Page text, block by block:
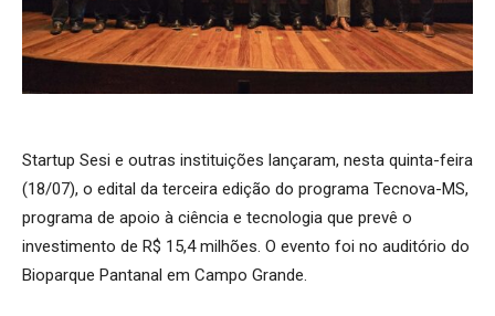
Startup Sesi e outras instituições lançaram, nesta quinta-feira
(18/07), o edital da terceira edição do programa Tecnova-MS,
programa de apoio à ciência e tecnologia que prevê o
investimento de R$ 15,4 milhões. O evento foi no auditório do
Bioparque Pantanal em Campo Grande.